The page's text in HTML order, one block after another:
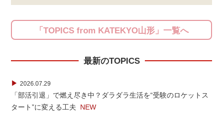
「TOPICS from KATEKYO山形」一覧へ
最新のTOPICS
▶ 2026.07.29
「部活引退」で燃え尽き中？ダラダラ生活を“受験のロケットス
タート”に変える工夫 NEW